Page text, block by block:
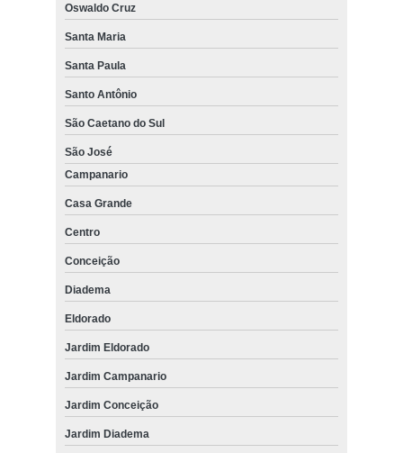
Oswaldo Cruz
Santa Maria
Santa Paula
Santo Antônio
São Caetano do Sul
São José
Campanario
Casa Grande
Centro
Conceição
Diadema
Eldorado
Jardim Eldorado
Jardim Campanario
Jardim Conceição
Jardim Diadema